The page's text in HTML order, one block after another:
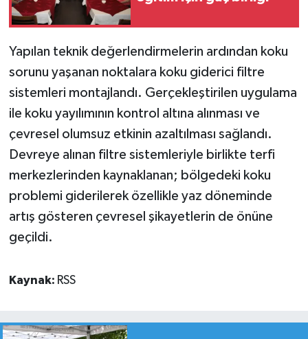
Yapılan teknik değerlendirmelerin ardından koku
sorunu yaşanan noktalara koku giderici filtre
sistemleri montajlandı. Gerçekleştirilen uygulama
ile koku yayılımının kontrol altına alınması ve
çevresel olumsuz etkinin azaltılması sağlandı.
Devreye alınan filtre sistemleriyle birlikte terfi
merkezlerinden kaynaklanan; bölgedeki koku
problemi giderilerek özellikle yaz döneminde
artış gösteren çevresel şikayetlerin de önüne
geçildi.
Kaynak: RSS